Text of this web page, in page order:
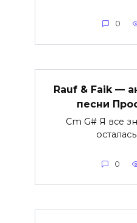
0
Rauf & Faik —
песни
Cm G# Я все
0